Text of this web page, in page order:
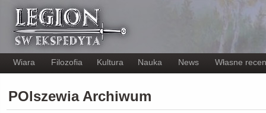
Wiara Filozofia Kultura Nauka News Własne
POlszewia Archiwum